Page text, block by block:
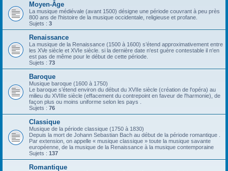
Moyen-Âge
La musique médiévale (avant 1500) désigne une période couvrant à peu près
800 ans de l'histoire de la musique occidentale, religieuse et profane.
Sujets : 3
Renaissance
La musique de la Renaissance (1500 à 1600) s’étend approximativement entre
les XVe siècle et XVIe siècle. si la dernière date n'est guère contestable il n'en
est pas de même pour le début de cette période.
Sujets : 73
Baroque
Musique baroque (1600 à 1750)
Le baroque s’étend environ du début du XVIIe siècle (création de l'opéra) au
milieu du XVIIIe siècle (effacement du contrepoint en faveur de l'harmonie), de
façon plus ou moins uniforme selon les pays .
Sujets : 76
Classique
Musique de la période classique (1750 à 1830)
Depuis la mort de Johann Sebastian Bach au début de la période romantique .
Par extension, on appelle « musique classique » toute la musique savante
européenne, de la musique de la Renaissance à la musique contemporaine
Sujets : 137
Romantique